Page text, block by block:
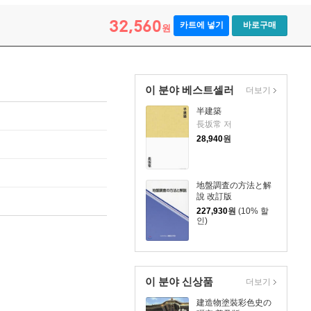
32,560원 카트에 넣기 바로구매
이 분야 베스트셀러
半建築
長坂常 저
28,940원
地盤調査の方法と解
說 改訂版
227,930원 (10% 할
인)
더보기
이 분야 신상품
建造物塗裝彩色史の
더보기